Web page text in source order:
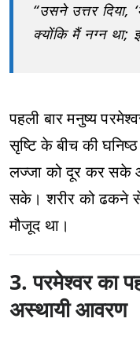
“उसने उत्तर दिया,
क्योंकि मैं नग्न था;
पहली बार मनुष्य
सृष्टि के बीच की
लज्जा को दूर कर सके
सके। शरीर को ढकने
मौजूद था।
3. परमेश्वर का
अस्थायी आवरण